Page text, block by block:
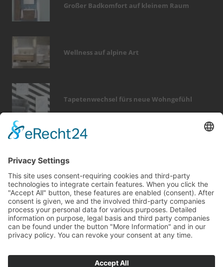
Großer Badkomfort auf kleinem Raum
Wellness auf alpine Art
Tapetenwechsel fürs neue Wohngefühl
modernisieren garten feuer sicherheit
möbel
fußboden
holz rund ums haus
fotovoltaik
beratung
dach keller hausbau
kamin
immobilien
zaun heizung dämmung
wärme